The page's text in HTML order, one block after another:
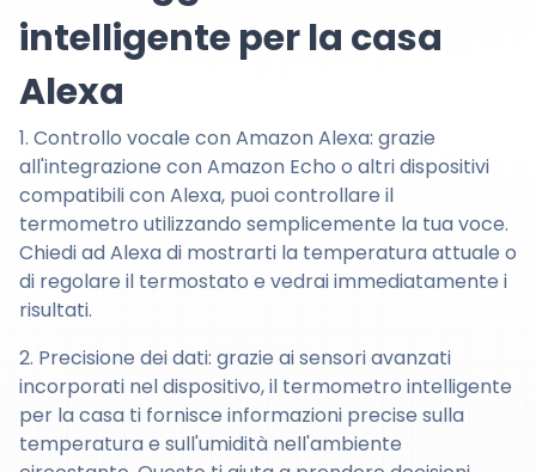
intelligente per la casa
Alexa
1. Controllo vocale con Amazon Alexa: grazie
all'integrazione con Amazon Echo o altri dispositivi
compatibili con Alexa, puoi controllare il
termometro utilizzando semplicemente la tua voce.
Chiedi ad Alexa di mostrarti la temperatura attuale o
di regolare il termostato e vedrai immediatamente i
risultati.
2. Precisione dei dati: grazie ai sensori avanzati
incorporati nel dispositivo, il termometro intelligente
per la casa ti fornisce informazioni precise sulla
temperatura e sull'umidità nell'ambiente